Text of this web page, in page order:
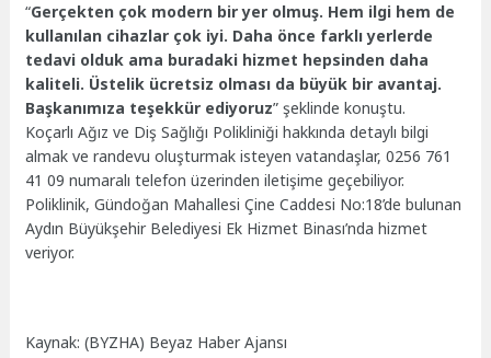
“Gerçekten çok modern bir yer olmuş. Hem ilgi hem de
kullanılan cihazlar çok iyi. Daha önce farklı yerlerde
tedavi olduk ama buradaki hizmet hepsinden daha
kaliteli. Üstelik ücretsiz olması da büyük bir avantaj.
Başkanımıza teşekkür ediyoruz” şeklinde konuştu.
Koçarlı Ağız ve Diş Sağlığı Polikliniği hakkında detaylı bilgi
almak ve randevu oluşturmak isteyen vatandaşlar, 0256 761
41 09 numaralı telefon üzerinden iletişime geçebiliyor.
Poliklinik, Gündoğan Mahallesi Çine Caddesi No:18’de bulunan
Aydın Büyükşehir Belediyesi Ek Hizmet Binası’nda hizmet
veriyor.
Kaynak: (BYZHA) Beyaz Haber Ajansı